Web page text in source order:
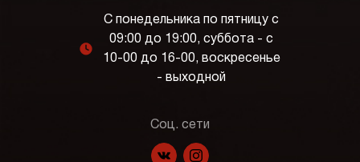
l
С понедельника по пятницу с
09:00 до 19:00, суббота - с
10-00 до 16-00, воскресенье
- выходной
Соц. сети
f p